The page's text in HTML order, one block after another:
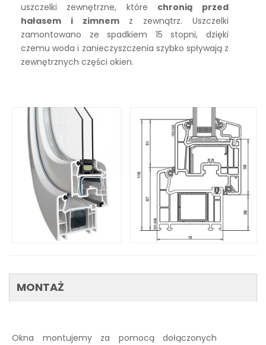
uszczelki zewnętrzne, które chronią przed
hałasem i zimnemz zewnątrz. Uszczelki
zamontowano ze spadkiem 15 stopni, dzięki
czemu woda i zanieczyszczenia szybko spływają z
zewnętrznych części okien.
MONTAŻ
Okna montujemy za pomocą dołączonych